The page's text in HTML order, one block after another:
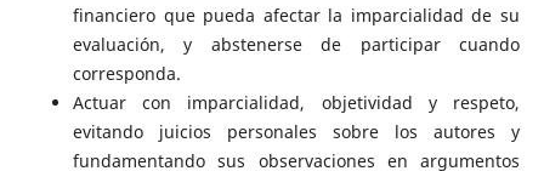
financiero que pueda afectar la imparcialidad de su
evaluación, y abstenerse de participar cuando
corresponda.
Actuar con imparcialidad, objetividad y respeto,
evitando juicios personales sobre los autores y
fundamentando sus observaciones en argumentos